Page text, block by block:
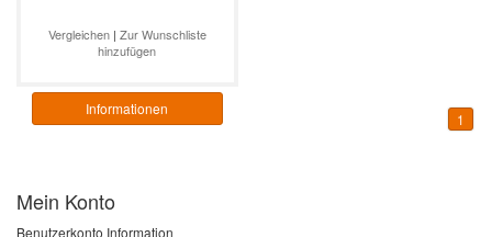
Vergleichen| Zur Wunschliste
hinzufügen
Informationen
1
Mein Konto
Benutzerkonto Information